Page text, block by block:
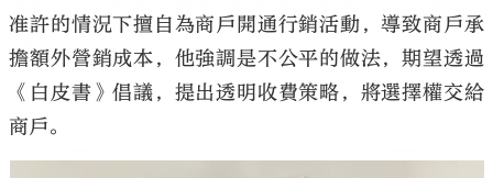
准許的情況下擅自為商戶開通行銷活動，導致商戶承
擔額外營銷成本，他強調是不公平的做法，期望透過
《白皮書》倡議，提出透明收費策略，將選擇權交給
商戶。